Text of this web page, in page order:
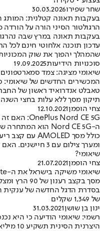
שחר שפירו30.03.2026
בעקבות תאונה קטלנית: המותג
בעקבות תאונה במרץ שבה
עדכון תוכנה אלחוטי חינם לכל
שהמהלך יהפוך את שוק המכוניות
סוכנויות הידיעות19.09.2025
שיאומי מציגה: צמד
תיקון מסך ללא עלות בחצי
צחי הופמן12.10.2021
OnePlus Nord CE 5G: האם זה המכשיר שיחליף את השיאומי שלכם?
ומערך צילום עם 3
שיאומי?
צחי הופמן21.07.2021
שיאומי משיקה בישראל את ה-Mi 11 Lite
בסדרת הדגל החדשה של ענקית
של 1,349 שקלים
ינון בן שושן31.03.2021
רשמי: שיאומי הודיעה כי היא